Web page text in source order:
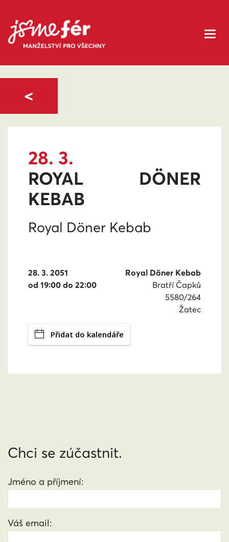
28. 3.
ROYAL DÖNER
KEBAB
Royal Döner Kebab
28. 3. 2051
od 19:00 do 22:00
Royal Döner Kebab
Bratří Čapků
5580/264
Žatec
Přidat do kalendáře
<
Chci se zúčastnit.
Jméno a příjmení:
Váš email: